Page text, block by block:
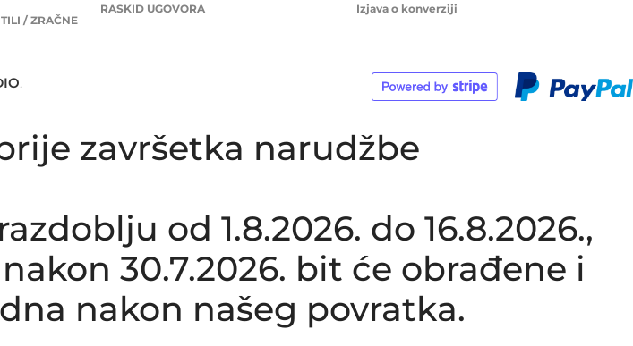
/ ZRAČNE
RASKID UGOVORA
Izjava o konverziji
.
završetka narudžbe
od 1.8.2026. do 16.8.2026.,
30.7.2026. bit će obrađene i
nakon našeg povratka.